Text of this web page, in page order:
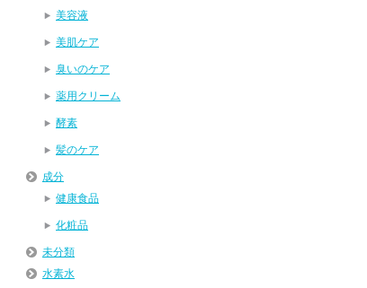
美容液
美肌ケア
臭いのケア
薬用クリーム
酵素
髪のケア
成分
健康食品
化粧品
未分類
水素水